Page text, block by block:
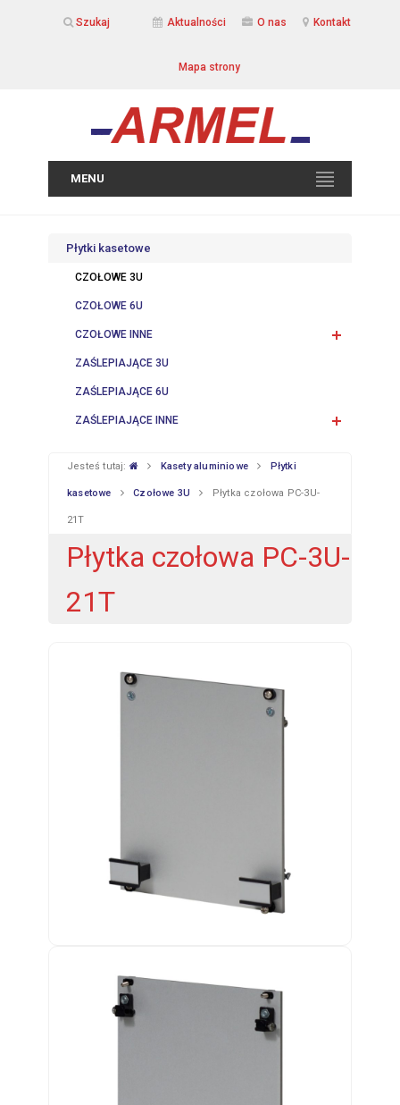
Szukaj Aktualności O nas Kontakt
Mapa strony
MENU
Płytki kasetowe
CZOŁOWE 3U
CZOŁOWE 6U
CZOŁOWE INNE
ZAŚLEPIAJĄCE 3U
ZAŚLEPIAJĄCE 6U
ZAŚLEPIAJĄCE INNE
Jesteś tutaj: Kasety aluminiowe Płytki
kasetowe Czołowe 3U Płytka czołowa PC-3U-
21T
Płytka czołowa PC-3U-
21T